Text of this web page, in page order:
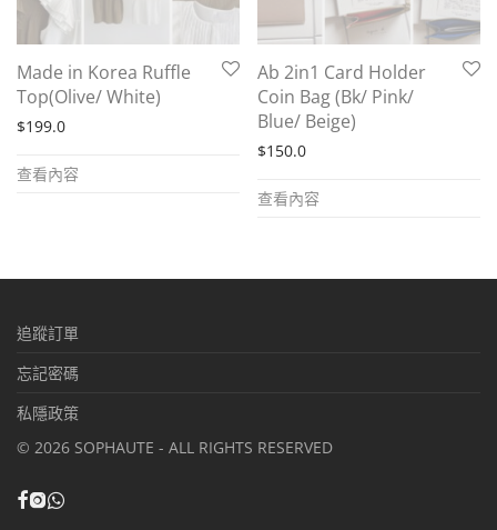
Made in Korea Ruffle
Top(Olive/ White)
$199.0
查看內容
Ab 2in1 Card Holder
Coin Bag (Bk/ Pink/
Blue/ Beige)
$150.0
查看內容
追蹤訂單
忘記密碼
私隱政策
© 2026 SOPHAUTE - ALL RIGHTS RESERVED